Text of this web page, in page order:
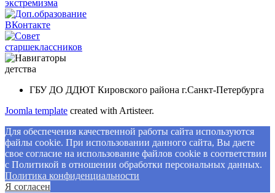
ГБУ ДО ДДЮТ Кировского района г.Санкт-Петербурга
Joomla template created with Artisteer.
Для обеспечения качественной работы сайта используются
файлы cookie. При использовании данного сайта, Вы даете
свое согласие на использование файлов cookie в соответствии
с Политикой в отношении обработки персональных данных.
Политикa конфиденциальности
Я согласен